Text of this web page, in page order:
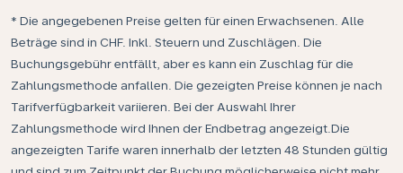
* Die angegebenen Preise gelten für einen Erwachsenen. Alle
Beträge sind in CHF. Inkl. Steuern und Zuschlägen. Die
Buchungsgebühr entfällt, aber es kann ein Zuschlag für die
Zahlungsmethode anfallen. Die gezeigten Preise können je nach
Tarifverfügbarkeit variieren. Bei der Auswahl Ihrer
Zahlungsmethode wird Ihnen der Endbetrag angezeigt.Die
angezeigten Tarife waren innerhalb der letzten 48 Stunden gültig